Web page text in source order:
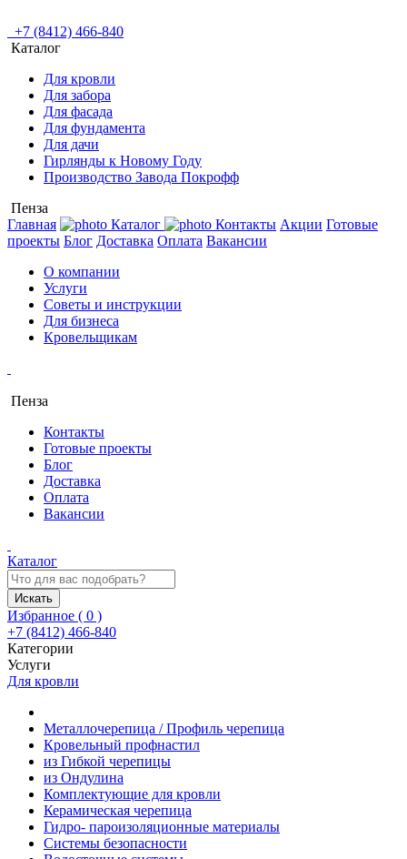
+7 (8412) 466-840
Каталог
Для кровли
Для забора
Для фасада
Для фундамента
Для дачи
Гирлянды к Новому Году
Производство Завода Покрофф
Пенза
Главная
Каталог Контакты Акции Готовые
проекты Блог Доставка Оплата Вакансии
О компании
Услуги
Советы и инструкции
Для бизнеса
Кровельщикам
Пенза
Контакты
Готовые проекты
Блог
Доставка
Оплата
Вакансии
Каталог
Искать
Избранное ( 0 )
+7 (8412) 466-840
Категории
Услуги
Для кровли
Металлочерепица / Профиль черепица
Кровельный профнастил
из Гибкой черепицы
из Ондулина
Комплектующие для кровли
Керамическая черепица
Гидро- пароизоляционные материалы
Системы безопасности